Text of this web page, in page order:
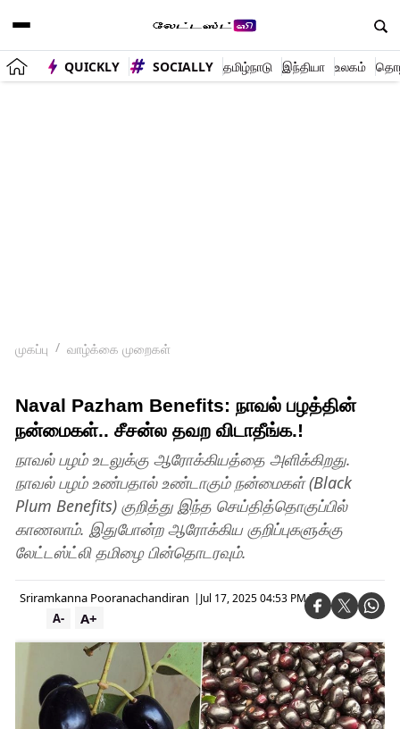
QUICKLY SOCIALLY தமிழ்நாடு இந்தியா உலகம்
முகப்பு வாழ்க்கை முறைகள்
Naval Pazham Benefits: நாவல் பழத்தின்
நன்மைகள்.. சீசன்ல தவற விடாதீங்க.!
நாவல் பழம் உடலுக்கு ஆரோக்கியத்தை அளிக்கிறது.
நாவல் பழம் உண்பதால் உண்டாகும் நன்மைகள் (Black
Plum Benefits) குறித்து இந்த செய்தித்தொகுப்பில்
காணலாம். இதுபோன்ற ஆரோக்கிய குறிப்புகளுக்கு
லேட்டஸ்ட்லி தமிழை பின்தொடரவும்.
Sriramkanna Pooranachandiran | Jul 17, 2025 04:53 PM IST
A+
A-